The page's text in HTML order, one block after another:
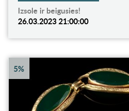
Izsole ir beigusies!
26.03.2023 21:00:00
5%